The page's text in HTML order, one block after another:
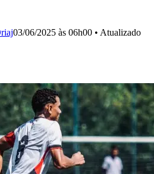
03/06/2025 às 06h00 • Atualizado